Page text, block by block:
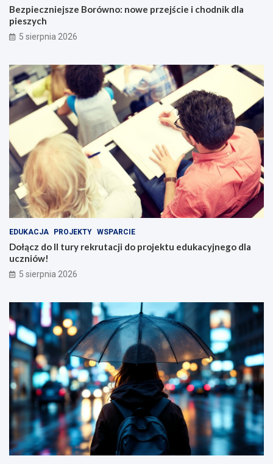
Bezpieczniejsze Borówno: nowe przejście i chodnik dla
pieszych
5 sierpnia 2026
EDUKACJA PROJEKTY WSPARCIE
Dołącz do II tury rekrutacji do projektu edukacyjnego dla
uczniów!
5 sierpnia 2026